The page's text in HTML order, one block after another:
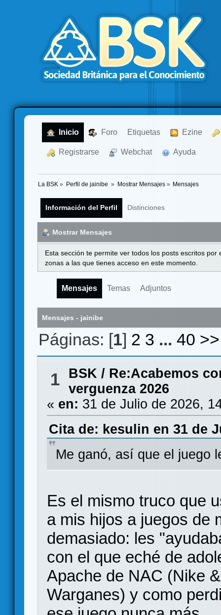
Inicio Foro Etiquetas Ezine
Registrarse Webchat Ayuda
La BSK » Perfil de jainibe » Mostrar Mensajes» Mensajes
Información del Perfil Distinciones
Mostrar Mensajes
Esta sección te permite ver todos los posts escritos
zonas a las que tienes acceso en este momento.
Mensajes Temas Adjuntos
Mensajes - jainibe
Páginas: [1] 2 3 ...40 >>
1 BSK / Re:Acabemos
verguenza 2026
« en: 31 de Julio de 2026,
Cita de: kesulin en 31 de
Me ganó, así que el juego
Es el mismo truco que
a mis hijos a juegos de
demasiado: les
con el que eché de
Apache de NAC (Nike
Warganes) y como